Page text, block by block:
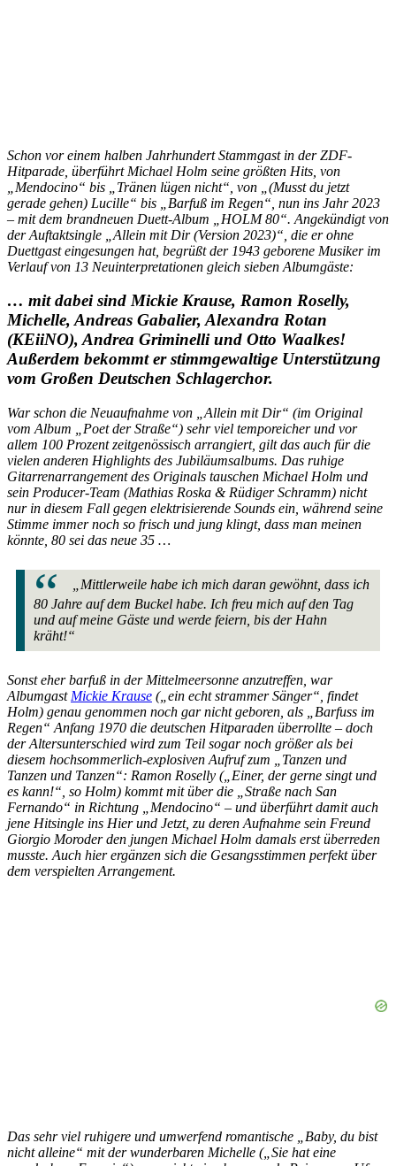
Schon vor einem halben Jahrhundert Stammgast in der ZDF-
Hitparade, überführt Michael Holm seine größten Hits, von
„Mendocino“ bis „Tränen lügen nicht“, von „(Musst du jetzt
gerade gehen) Lucille“ bis „Barfuß im Regen“, nun ins Jahr 2023
– mit dem brandneuen Duett-Album „HOLM 80“. Angekündigt von
der Auftaktsingle „Allein mit Dir (Version 2023)“, die er ohne
Duettgast eingesungen hat, begrüßt der 1943 geborene Musiker im
Verlauf von 13 Neuinterpretationen gleich sieben Albumgäste:
… mit dabei sind Mickie Krause, Ramon Roselly,
Michelle, Andreas Gabalier, Alexandra Rotan
(KEiiNO), Andrea Griminelli und Otto Waalkes!
Außerdem bekommt er stimmgewaltige Unterstützung
vom Großen Deutschen Schlagerchor.
War schon die Neuaufnahme von „Allein mit Dir“ (im Original
vom Album „Poet der Straße“) sehr viel temporeicher und vor
allem 100 Prozent zeitgenössisch arrangiert, gilt das auch für die
vielen anderen Highlights des Jubiläumsalbums. Das ruhige
Gitarrenarrangement des Originals tauschen Michael Holm und
sein Producer-Team (Mathias Roska & Rüdiger Schramm) nicht
nur in diesem Fall gegen elektrisierende Sounds ein, während seine
Stimme immer noch so frisch und jung klingt, dass man meinen
könnte, 80 sei das neue 35 …
„Mittlerweile habe ich mich daran gewöhnt, dass ich
80 Jahre auf dem Buckel habe. Ich freu mich auf den Tag
und auf meine Gäste und werde feiern, bis der Hahn
kräht!“
Sonst eher barfuß in der Mittelmeersonne anzutreffen, war
Albumgast Mickie Krause („ein echt strammer Sänger“, findet
Holm) genau genommen noch gar nicht geboren, als „Barfuss im
Regen“ Anfang 1970 die deutschen Hitparaden überrollte – doch
der Altersunterschied wird zum Teil sogar noch größer als bei
diesem hochsommerlich-explosiven Aufruf zum „Tanzen und
Tanzen und Tanzen“: Ramon Roselly („Einer, der gerne singt und
es kann!“, so Holm) kommt mit über die „Straße nach San
Fernando“ in Richtung „Mendocino“ – und überführt damit auch
jene Hitsingle ins Hier und Jetzt, zu deren Aufnahme sein Freund
Giorgio Moroder den jungen Michael Holm damals erst überreden
musste. Auch hier ergänzen sich die Gesangsstimmen perfekt über
dem verspielten Arrangement.
Das sehr viel ruhigere und umwerfend romantische „Baby, du bist
nicht alleine“ mit der wunderbaren Michelle („Sie hat eine